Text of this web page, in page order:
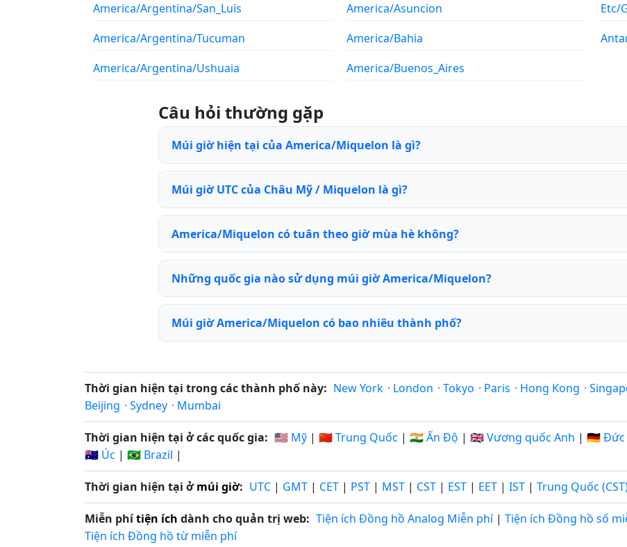
America/Argentina/San_Luis
America/Argentina/Tucuman
America/Argentina/Ushuaia
America/Asuncion
America/Bahia
America/Buenos_Aires
Etc/
Câu hỏi thường gặp
Múi giờ hiện tại của America/Miquelon là gì?
Múi giờ UTC của Châu Mỹ / Miquelon là gì?
America/Miquelon có tuân theo giờ mùa hè không?
Những quốc gia nào sử dụng múi giờ America/Miquelon?
Múi giờ America/Miquelon có bao nhiêu thành phố?
Thời gian hiện tại trong các thành phố này: New York · London · Tokyo · Paris · Hong Kong ·
Beijing · Sydney · Mumbai
Thời gian hiện tại ở các quốc gia: 🇺🇸 Mỹ | 🇨🇳 Trung Quốc | 🇮🇳 Ấn Độ | 🇬🇧 Vương quốc Anh | 🇩🇪 Đức
🇦🇺 Úc | 🇧🇷 Brazil |
Thời gian hiện tại ởmúi giờ: UTC | GMT | CET | PST | MST | CST | EST | EET | IST | Trung Quốc
Miễn phítiện ích dành cho quản trị web: Tiện ích Đồng hồ Analog Miễn phí| Tiện ích Đồng hồ số
Tiện ích Đồng hồ từ miễn phí